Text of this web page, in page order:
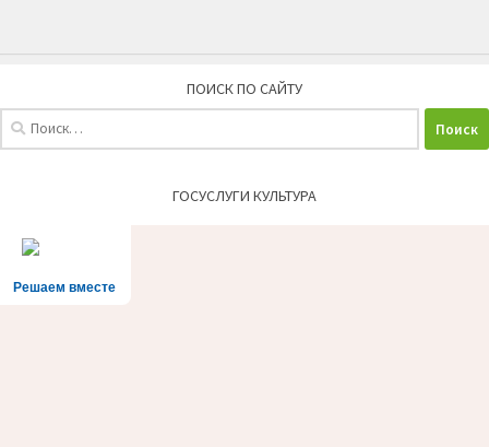
ПОИСК ПО САЙТУ
ГОСУСЛУГИ КУЛЬТУРА
Решаем вместе